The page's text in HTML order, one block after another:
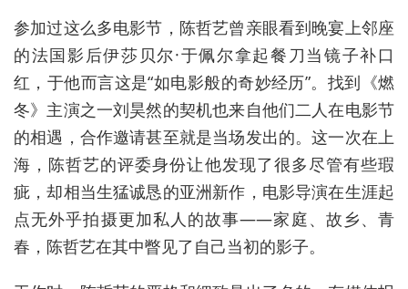
参加过这么多电影节，陈哲艺曾亲眼看到晚宴上邻座
的法国影后伊莎贝尔·于佩尔拿起餐刀当镜子补口
红，于他而言这是“如电影般的奇妙经历”。找到《燃
冬》主演之一刘昊然的契机也来自他们二人在电影节
的相遇，合作邀请甚至就是当场发出的。这一次在上
海，陈哲艺的评委身份让他发现了很多尽管有些瑕
疵，却相当生猛诚恳的亚洲新作，电影导演在生涯起
点无外乎拍摄更加私人的故事——家庭、故乡、青
春，陈哲艺在其中瞥见了自己当初的影子。